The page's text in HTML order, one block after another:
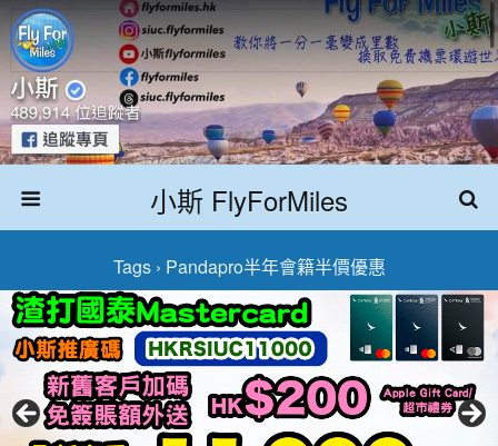
小斯 FlyForMiles
Tags › Pandapro半年會籍半價優惠